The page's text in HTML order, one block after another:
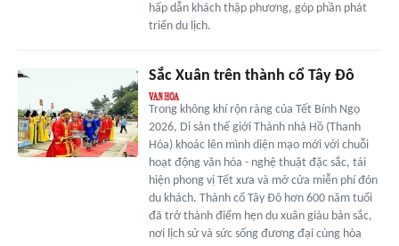
hấp dẫn khách thập phương, góp phần phát
triển du lịch.
Sắc Xuân trên thành cổ Tây Đô
Trong không khí rộn ràng của Tết Bính Ngọ
2026, Di sản thế giới Thành nhà Hồ (Thanh
Hóa) khoác lên mình diện mạo mới với chuỗi
hoạt động văn hóa - nghệ thuật đặc sắc, tái
hiện phong vị Tết xưa và mở cửa miễn phí đón
du khách. Thành cổ Tây Đô hơn 600 năm tuổi
đã trở thành điểm hẹn du xuân giàu bản sắc,
nơi lịch sử và sức sống đương đại cùng hòa